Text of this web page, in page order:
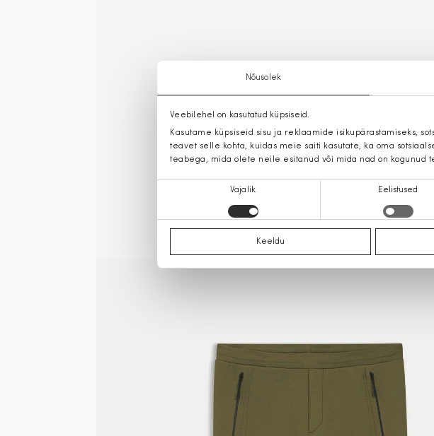
Nõusolek
Veebilehel on kasutatud küpsiseid.
Kasutame küpsiseid sisu ja reklaamide isikupärastamiseks,
teavet selle kohta, kuidas meie saiti kasutate, ka oma
teabega, mida olete neile esitanud või mida nad on kogunud
Vajalik Eelistused
Keeldu